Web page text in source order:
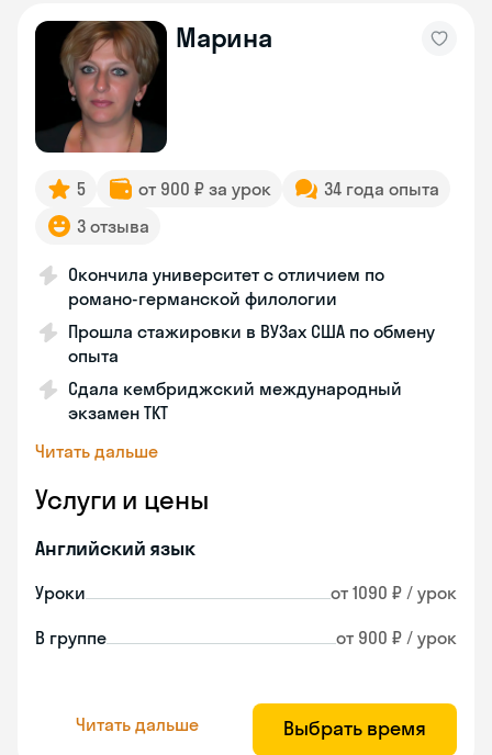
Марина
5 от 900 ₽ за урок
34 года опыта
3 отзыва
Окончила университет с отличием по
романо-германской филологии
Прошла стажировки в ВУЗах США по обмену
опыта
Сдала кембриджский международный
экзамен TKT
Читать дальше
Услуги и цены
Английский язык
Уроки от 1090 ₽ / урок
В группе от 900 ₽ / урок
Читать дальше Выбрать время